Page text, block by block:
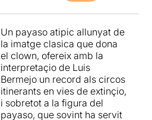
Un payaso atipic allunyat de
la imatge clasica que dona
el clown, ofereix amb la
interpretaçio de Luis
Bermejo un record als circos
itinerants en vies de extinçio,
i sobretot a la figura del
payaso, que sovint ha servit